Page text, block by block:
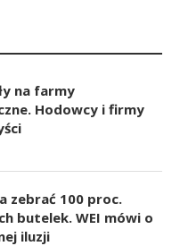
na farmy
Hodowcy i firmy
zebrać 100 proc.
butelek. WEI mówi o
iluzji